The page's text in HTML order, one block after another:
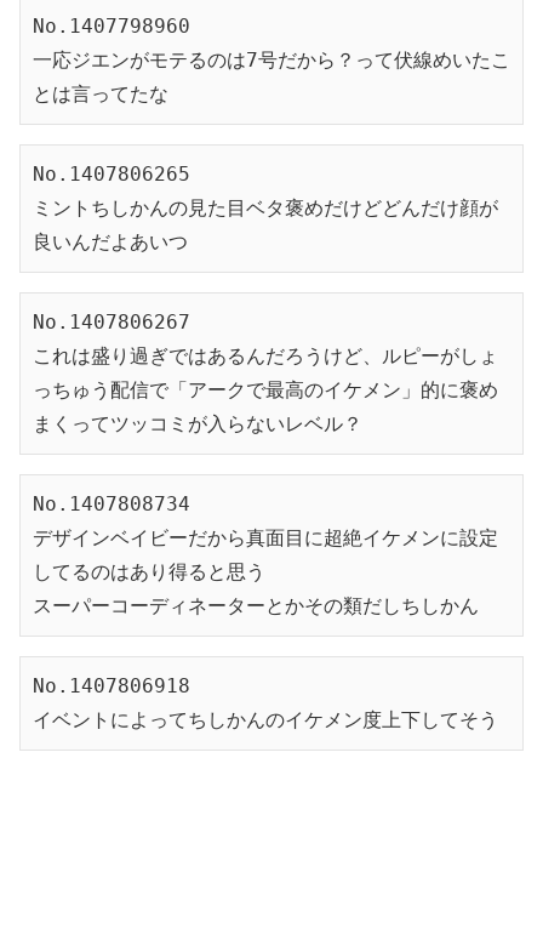
No.1407798960
一応ジエンがモテるのは7号だから？って伏線めいたこ
とは言ってたな
No.1407806265
ミントちしかんの見た目ベタ褒めだけどどんだけ顔が
良いんだよあいつ
No.1407806267
これは盛り過ぎではあるんだろうけど、ルピーがしょ
っちゅう配信で「アークで最高のイケメン」的に褒め
まくってツッコミが入らないレベル？
No.1407808734
デザインベイビーだから真面目に超絶イケメンに設定
してるのはあり得ると思う
スーパーコーディネーターとかその類だしちしかん
No.1407806918
イベントによってちしかんのイケメン度上下してそう